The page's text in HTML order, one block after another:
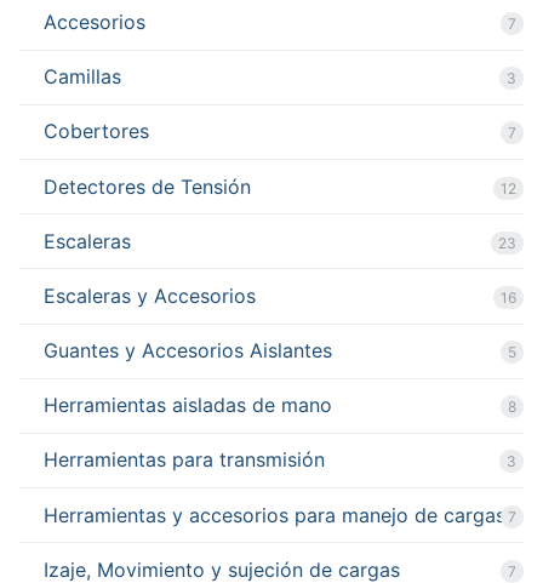
Accesorios 7
Camillas 3
Cobertores 7
Detectores de Tensión 12
Escaleras 23
Escaleras y Accesorios 16
Guantes y Accesorios Aislantes 5
Herramientas aisladas de mano 8
Herramientas para transmisión 3
Herramientas y accesorios para manejo de cargas 7
Izaje, Movimiento y sujeción de cargas 7